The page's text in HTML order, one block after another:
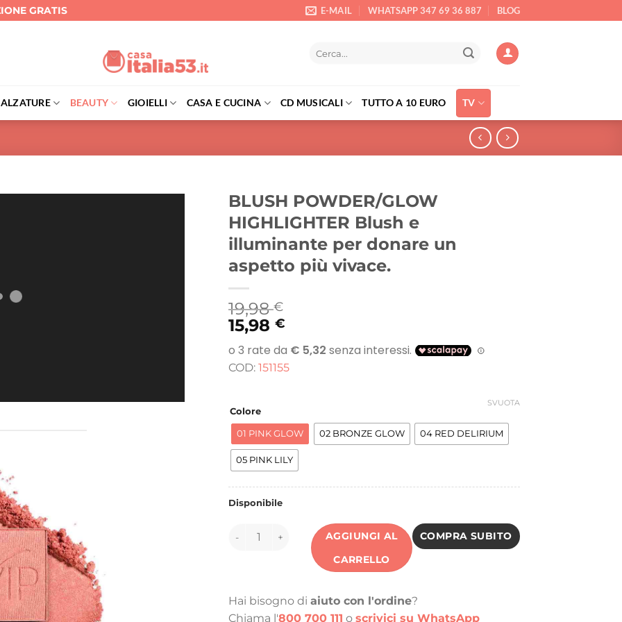
GRATIS E-MAIL WHATSAPP 347 69 36 887 BLOG
BEAUTY GIOIELLI CASA E CUCINA CD MUSICALI TUTTO A 10 EURO TV
BLUSH POWDER/GLOW
HIGHLIGHTER Blush e
illuminante per donare un
aspetto più vivace.
19,98€
15,98 €
COD: 151155
Colore
01 PINK GLOW 02 BRONZE GLOW 04 RED DELIRIUM
05 PINK LILY
SVUOTA
Disponibile
151155 quantità
AGGIUNGI AL
CARRELLO
COMPRA SUBITO
Hai bisogno di aiuto con l'ordine?
Chiama l'800 700 111 o scrivici su WhatsApp